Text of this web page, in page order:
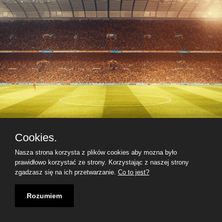
Cookies.
Nasza strona korzysta z plików cookies aby mozna było
prawidłowo korzystać ze strony. Korzystając z naszej strony
zgadzasz się na ich przetwarzanie. Co to jest?
Rozumiem